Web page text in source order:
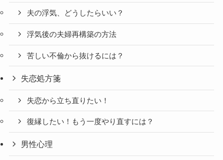
夫の浮気、どうしたらいい？
浮気後の夫婦再構築の方法
苦しい不倫から抜けるには？
失恋処方箋
失恋から立ち直りたい！
復縁したい！もう一度やり直すには？
男性心理